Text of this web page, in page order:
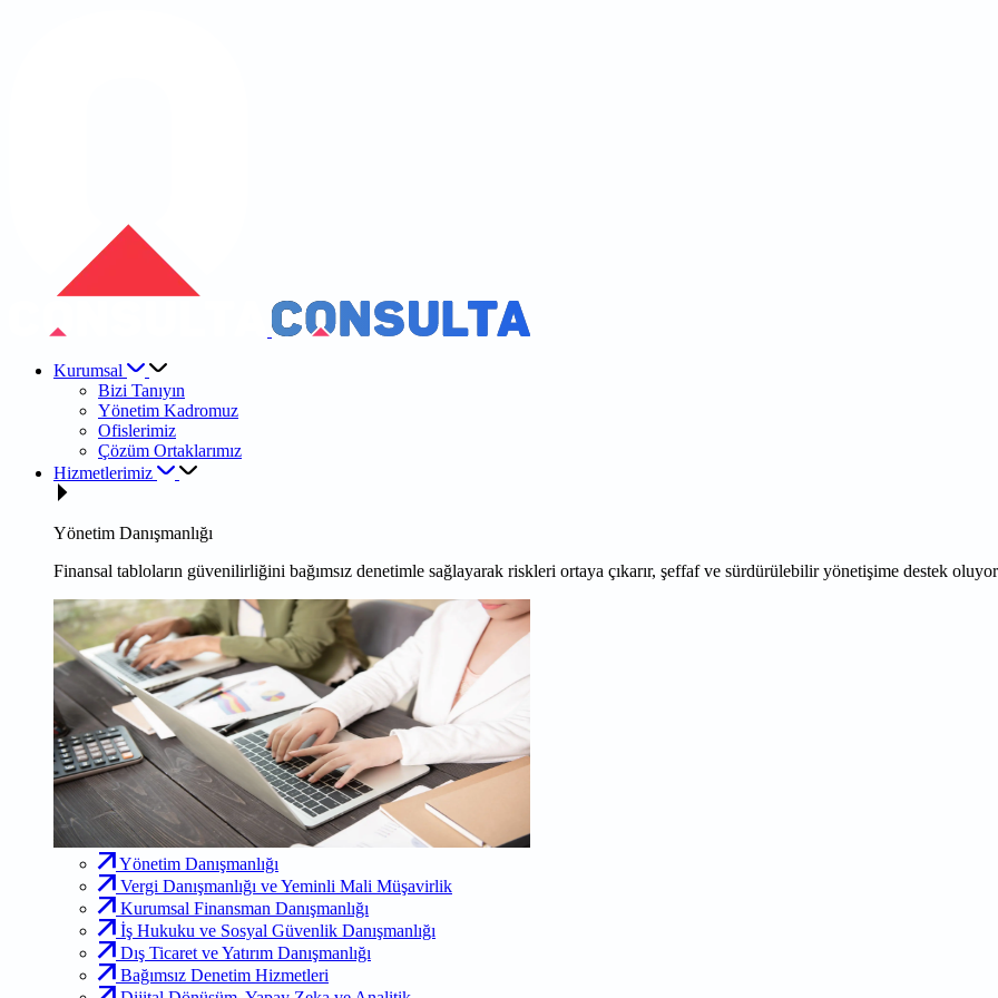
Kurumsal
Bizi Tanıyın
Yönetim Kadromuz
Ofislerimiz
Çözüm Ortaklarımız
Hizmetlerimiz
Yönetim Danışmanlığı
Finansal tabloların güvenilirliğini bağımsız denetimle sağlayarak riskleri ortaya çıkarır, şeffaf ve sürdürülebilir yönetişime destek
Yönetim Danışmanlığı
Vergi Danışmanlığı ve Yeminli Mali Müşavirlik
Kurumsal Finansman Danışmanlığı
İş Hukuku ve Sosyal Güvenlik Danışmanlığı
Dış Ticaret ve Yatırım Danışmanlığı
Bağımsız Denetim Hizmetleri